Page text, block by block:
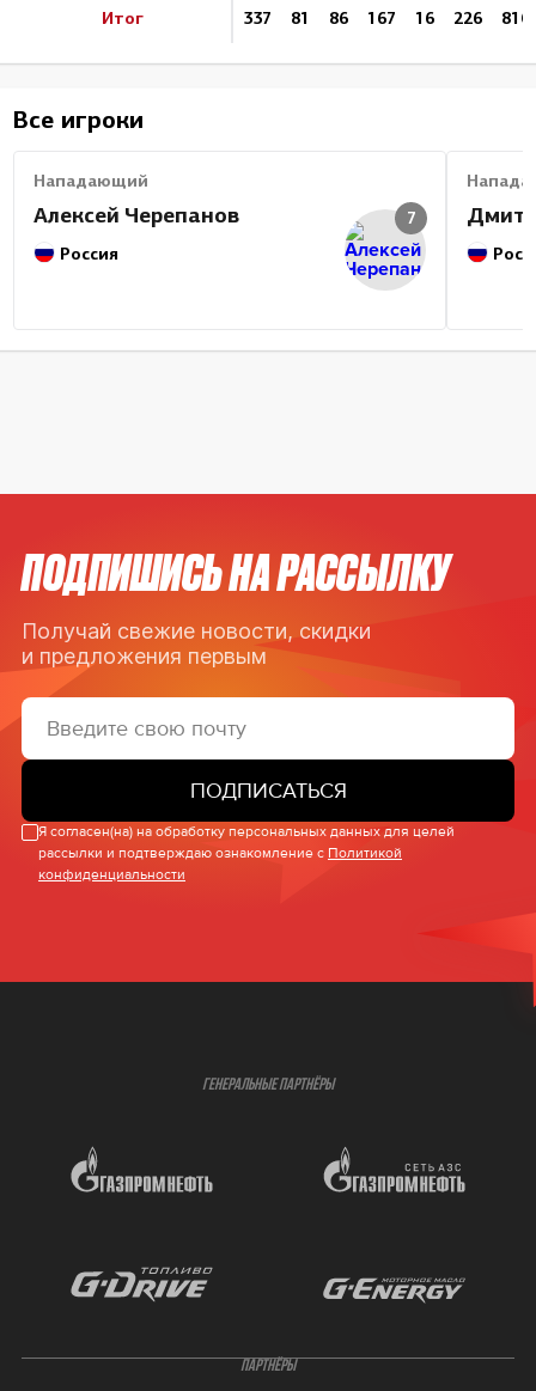
Итог 337 81 86 167 16 226 810
Все игроки
Нападающий
Алексей Черепанов
Россия
7
ПОДПИШИСЬ НА РАССЫЛКУ
Получай свежие новости, скидки
и предложения первым
ПОДПИСАТЬСЯ
Я согласен(на) на обработку персональных данных для целей
рассылки и подтверждаю ознакомление с Политикой
конфиденциальности
ГЕНЕРАЛЬНЫЕ ПАРТНЁРЫ
ПАРТНЁРЫ